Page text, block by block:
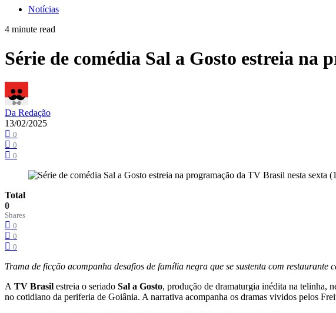
Notícias
4 minute read
Série de comédia Sal a Gosto estreia na
Da Redação
13/02/2025
0
0
0
Total
0
Shares
0
0
0
Trama de ficção acompanha desafios de família negra que se sustenta com restaurante
A TV Brasil estreia o seriado Sal a Gosto, produção de dramaturgia inédita na telinha,
no cotidiano da periferia de Goiânia. A narrativa acompanha os dramas vividos pelos